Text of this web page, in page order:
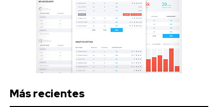
Más recientes